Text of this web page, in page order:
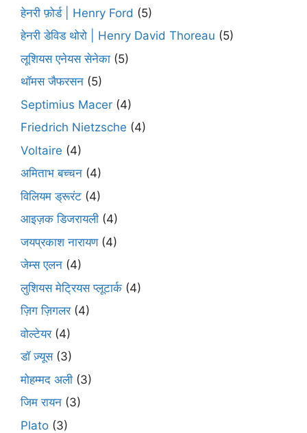
हेनरी फ़ोर्ड | Henry Ford (5)
हेनरी डेविड थोरो | Henry David Thoreau (5)
लूशियस एनेयस सेनेका (5)
थॉमस जैफरसन (5)
Septimius Macer (4)
Friedrich Nietzsche (4)
Voltaire (4)
अमिताभ बच्चन (4)
विलियम ड्रूरंट (4)
आइज़क डिजरायली (4)
जयप्रकाश नारायण(4)
जेम्स एलन (4)
लुशियस मेट्रियस प्लूटार्क (4)
ज़िग ज़िगलर(4)
वोल्टेयर(4)
डॉ ज़्यूस(3)
मोहम्मद अली (3)
जिम रायन (3)
Plato (3)